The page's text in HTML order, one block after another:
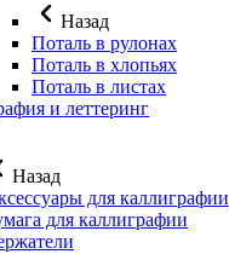
Назад
Поталь в рулонах
Поталь в хлопьях
Поталь в листах
и леттеринг
Назад
для каллиграфии
для каллиграфии